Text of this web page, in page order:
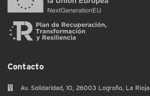
Contacto
Av. Solidaridad, 10, 26003 Logroño, La Rioja